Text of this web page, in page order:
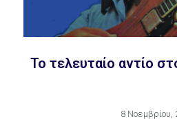
Το τελευταίο αντίο
8 Νοεμβρίου,